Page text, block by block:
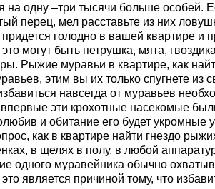
на одну –три тысячи больше особей.
перец, мел расставьте из них
голодно в вашей квартире и
могут быть петрушка, мята,
Рыжие муравьи в квартире, как
этим вы их только спугнете из
навсегда от муравьев
эти крохотные насекомые
и обитание его будет укромные
как в квартире найти гнездо
в щелях в полу, в любой
одного муравейника обычно
является причиной тому, что